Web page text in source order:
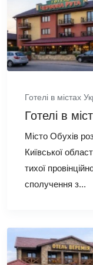
Готелі в містах
Готелі в
Місто Обухів
Київської
тихої
сполучення з...